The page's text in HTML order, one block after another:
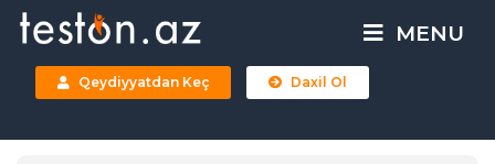
MENU
Qeydiyyatdan Keç Daxil Ol